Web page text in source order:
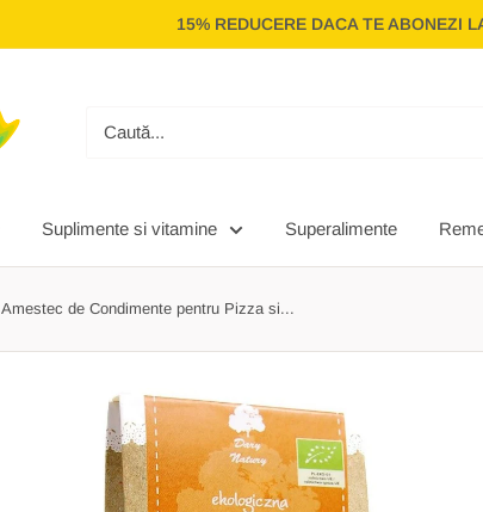
15% REDUCERE DACA TE ABONEZI
Suplimente si vitamine Superalimente
Amestec de Condimente pentru Pizza si...